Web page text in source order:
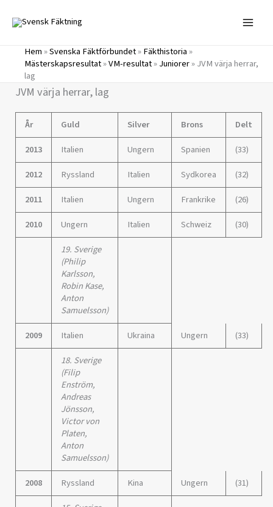
innehåll
Hem»Svenska Fäktförbundet»Fäkthistoria»
Mästerskapsresultat»VM-resultat»Juniorer»JVM värja herrar,
lag
JVM värja herrar, lag
År Guld Silver Brons
Delt
2013
Italien Ungern Spanien
(33)
2012
Ryssland Italien Sydkorea
(32)
2011
Italien Ungern Frankrike
(26)
2010
Ungern Italien Schweiz
(30)
19. Sverige
(Philip
Karlsson,
Robin Kase,
Anton
Samuelsson)
2009
Italien Ukraina Ungern
(33)
18. Sverige
(Filip
Enström,
Andreas
Jönsson,
Victor von
Platen,
Anton
Samuelsson)
2008
Ryssland Kina Ungern
(31)